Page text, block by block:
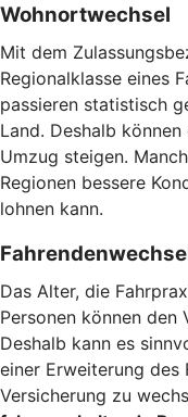
Wohnortwechsel
Mit dem
Regionalklasse eines
passieren statistisch
Land. Deshalb
Umzug steigen.
Regionen bessere
lohnen kann.
Das Alter, die
Personen können den
Deshalb kann es
einer Erweiterung des
Versicherung zu